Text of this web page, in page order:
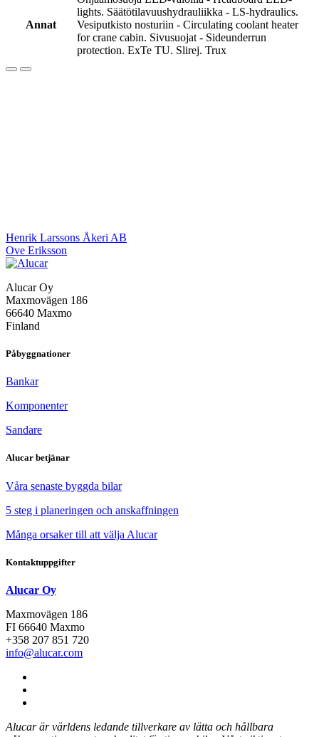
Annat
lights. Säätötilavuushydrauliikka - LS-hydraulics.
Vesiputkisto nosturiin - Circulating coolant heater
for crane cabin. Sivusuojat - Sideunderrun
protection. ExTe TU. Slirej. Trux
Inläggsnavigering
Henrik Larssons Åkeri AB
Ove Eriksson
Alucar Oy
Maxmovägen 186
66640 Maxmo
Finland
Påbyggnationer
Bankar
Komponenter
Sandare
Alucar betjänar
Våra senaste byggda bilar
5 steg i planeringen och anskaffningen
Många orsaker till att välja Alucar
Kontaktuppgifter
Alucar Oy
Maxmovägen 186
FI 66640 Maxmo
+358 207 851 720
info@alucar.com
Alucar är världens ledande tillverkare av lätta och hållbara